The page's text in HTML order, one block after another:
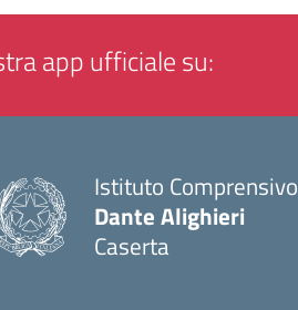
app ufficiale su:
Istituto Comprensivo
Dante Alighieri
Caserta